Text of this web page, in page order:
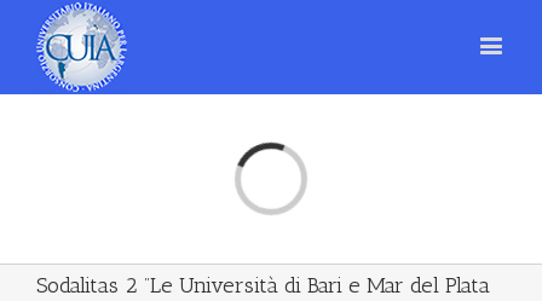
Loading...
Sodalitas 2 ”Le Università di Bari e Mar del Plata